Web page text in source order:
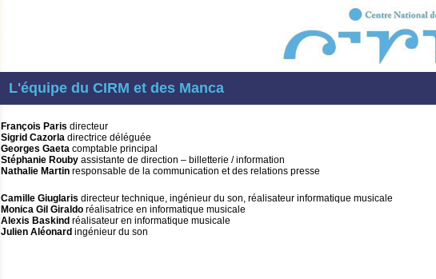
L'équipe du CIRM et des Manca
François Paris directeur
Sigrid Cazorla directrice déléguée
Georges Gaeta comptable principal
Stéphanie Rouby assistante de direction – billetterie / information
Nathalie Martin responsable de la communication et des relations presse
Camille Giuglaris directeur technique, ingénieur du son, réalisateur informatique musicale
Monica Gil Giraldo réalisatrice en informatique musicale
Alexis Baskind réalisateur en informatique musicale
Julien Aléonard ingénieur du son